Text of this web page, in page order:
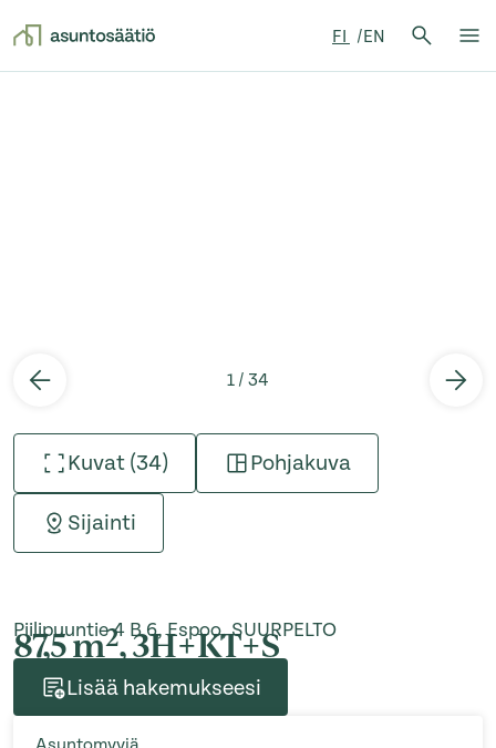
FI EN
Hae:
1 / 34
Kuvat (34) Pohjakuva
Sijainti
Piilipuuntie 4 B 6, Espoo, SUURPELTO
87,5 m2, 3H+KT+S
Lisää hakemukseesi